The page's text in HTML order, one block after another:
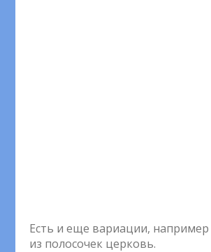
Есть и еще вариации, например
из полосочек церковь.